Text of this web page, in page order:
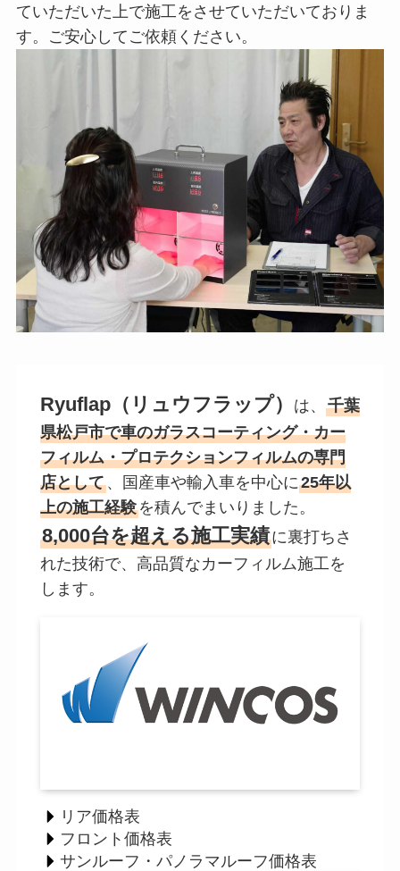
ていただいた上で施工をさせていただいておりま
す。ご安心してご依頼ください。
Ryuflap（リュウフラップ） は、 千葉
県松戸市で車のガラスコーティング・カー
フィルム・プロテクションフィルムの専門
店として、国産車や輸入車を中心に25年以
上の施工経験を積んでまいりました。
8,000台を超える施工実績に裏打ちさ
れた技術で、高品質なカーフィルム施工を
します。
リア価格表
フロント価格表
サンルーフ・パノラマルーフ価格表